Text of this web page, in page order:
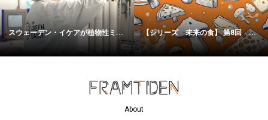
スウェーデン・イケアが植物性ミ... 【シリーズ 未来の食】 第8回 ...
About